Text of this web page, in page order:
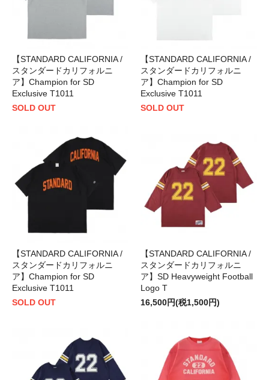
【STANDARD CALIFORNIA /
スタンダードカリフォルニ
ア】Champion for SD
Exclusive T1011
SOLD OUT
【STANDARD CALIFORNIA /
スタンダードカリフォルニ
ア】Champion for SD
Exclusive T1011
SOLD OUT
【STANDARD CALIFORNIA /
スタンダードカリフォルニ
ア】Champion for SD
Exclusive T1011
SOLD OUT
【STANDARD CALIFORNIA /
スタンダードカリフォルニ
ア】SD Heavyweight Football
Logo T
16,500円(税1,500円)